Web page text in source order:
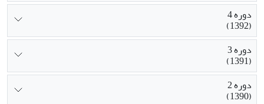
دوره 4
(1392)
دوره 3
(1391)
دوره 2
(1390)